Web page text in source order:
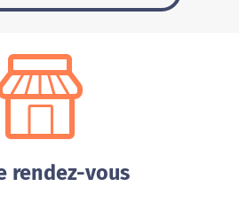
rendez-vous